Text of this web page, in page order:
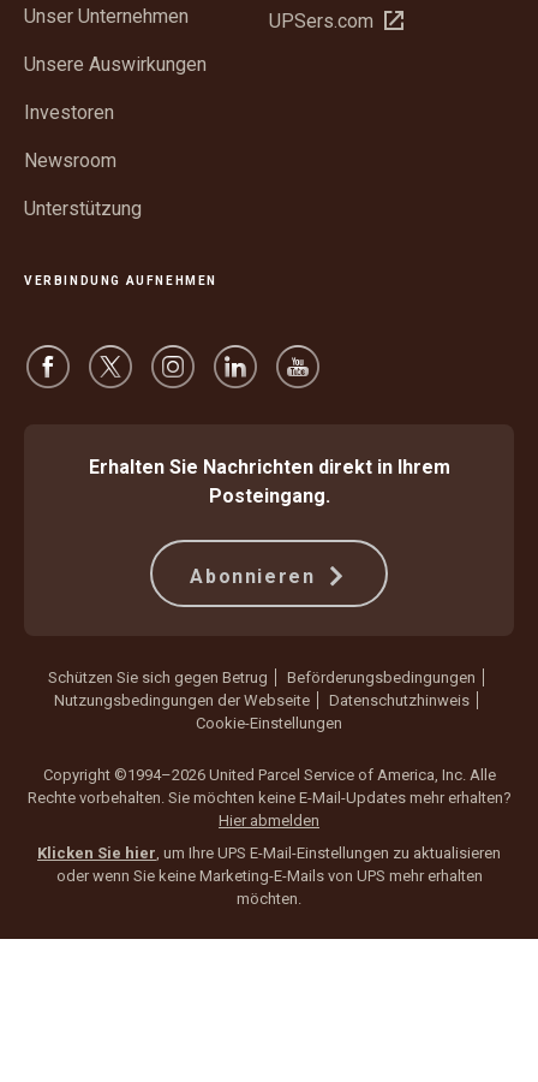
Unser Unternehmen
Unsere Auswirkungen
Investoren
Newsroom
Unterstützung
Fenster
UPSers.com In
VERBINDUNG AUFNEHMEN
Erhalten Sie Nachrichten direkt in Ihrem
Posteingang.
Abonnieren
Schützen Sie sich gegen Betrug
Beförderungsbedingungen
Nutzungsbedingungen der Webseite
Datenschutzhinweis
Cookie-Einstellungen
Copyright ©1994–2026 United Parcel Service of America, Inc. Alle
Rechte vorbehalten. Sie möchten keine E-Mail-Updates mehr erhalten?
Hier abmelden
Klicken Sie hier , um Ihre UPS E-Mail-Einstellungen zu aktualisieren
oder wenn Sie keine Marketing-E-Mails von UPS mehr erhalten
möchten.